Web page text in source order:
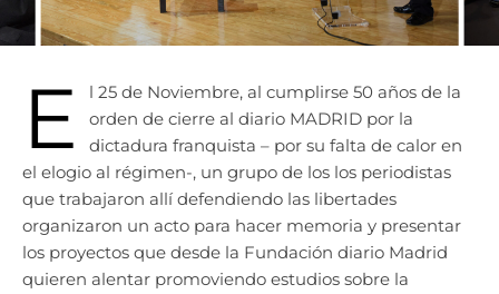
E
l 25 de Noviembre, al cumplirse 50 años de la
orden de cierre al diario MADRID por la
dictadura franquista – por su falta de calor en
el elogio al régimen-, un grupo de los los periodistas
que trabajaron allí defendiendo las libertades
organizaron un acto para hacer memoria y presentar
los proyectos que desde la Fundación diario Madrid
quieren alentar promoviendo estudios sobre la